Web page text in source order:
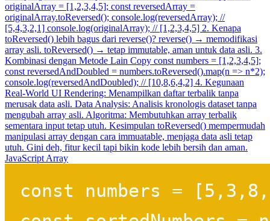
originalArray = [1,2,3,4,5]; const reversedArray =
originalArray.toReversed(); console.log(reversedArray); //
[5,4,3,2,1] console.log(originalArray); // [1,2,3,4,5] 2. Kenapa
toReversed() lebih bagus dari reverse()? reverse() → memodifikasi
array asli. toReversed() → tetap immutable, aman untuk data asli. 3.
Kombinasi dengan Metode Lain Copy const numbers = [1,2,3,4,5];
const reversedAndDoubled = numbers.toReversed().map(n => n*2);
console.log(reversedAndDoubled); // [10,8,6,4,2] 4. Kegunaan
Real-World UI Rendering: Menampilkan daftar terbalik tanpa
merusak data asli. Data Analysis: Analisis kronologis dataset tanpa
mengubah array asli. Algoritma: Membutuhkan array terbalik
sementara input tetap utuh. Kesimpulan toReversed() mempermudah
manipulasi array dengan cara immuatable, menjaga data asli tetap
utuh. Gini deh, fitur kecil tapi bikin kode lebih bersih dan aman.
JavaScript Array